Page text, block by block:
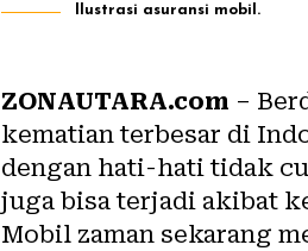
Ilustrasi asuransi mobil.
ZONAUTARA.com –
kematian terbesar di
dengan hati-hati tidak
juga bisa terjadi akibat
Mobil zaman sekarang